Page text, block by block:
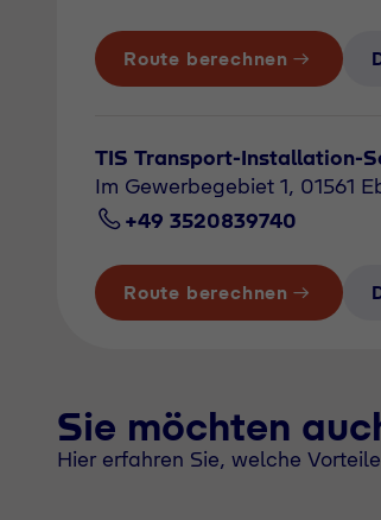
Route berechnen
TIS Transport-Installation-
Im Gewerbegebiet 1, 01561
+49 3520839740
Route berechnen
Sie möchten
Hier erfahren Sie, welche